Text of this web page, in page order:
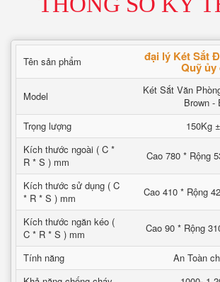
Tên sản phẩm đại lý Két Sắt
Quỹ ủy
Model
Két Sắt Văn
Brown -
Trọng lượng
150Kg
Kích thước ngoài ( C *
R * S ) mm
Cao 780 * Rộng
Kích thước sử dụng ( C
* R * S ) mm
Cao 410 * Rộng
Kích thước ngăn kéo (
C * R * S ) mm
Cao 90 * Rộng
Tính năng
An Toàn